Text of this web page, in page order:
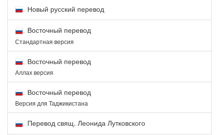
Новый русский перевод
Восточный перевод
Стандартная версия
Восточный перевод
Аллах версия
Восточный перевод
Версия для Таджикистана
Перевод свящ. Леонида Лутковского